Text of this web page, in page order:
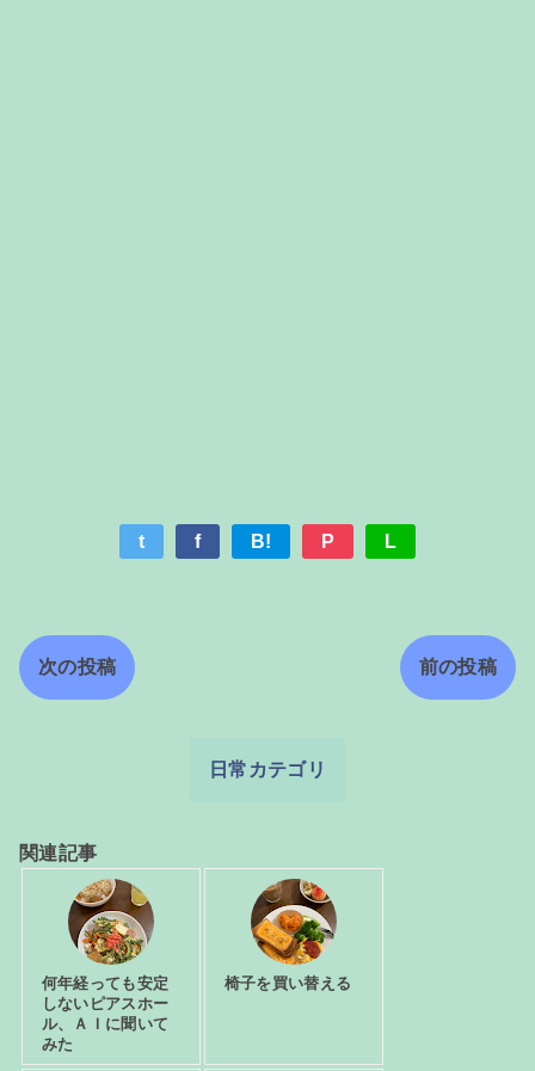
t f B! P L
次の投稿 前の投稿
日常カテゴリ
関連記事
何年経っても安定
しないピアスホー
ル、ＡＩに聞いて
みた
椅子を買い替える